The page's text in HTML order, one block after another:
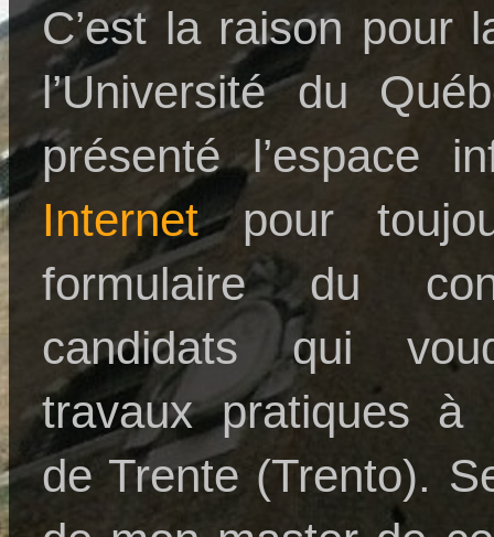
C’est la raison pour
l’Université du
présenté l’espace
Internetpour
formulaire du
candidats qui
travaux pratiques à
de Trente (Trento).